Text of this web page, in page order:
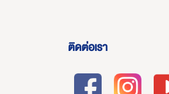
ติดต่อเรา